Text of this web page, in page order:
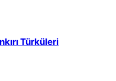
Türküleri